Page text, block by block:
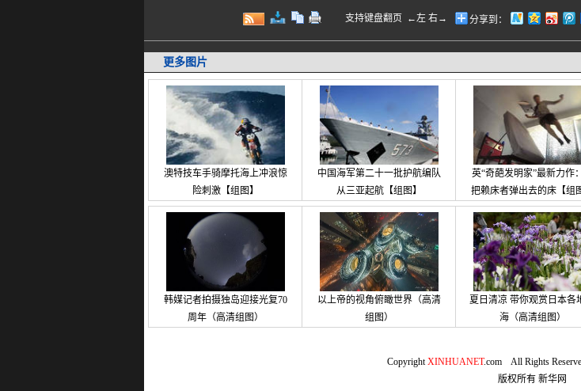
支持键盘翻页 ←左 右→ 分享到：
更多图片
澳特技车手骑摩托海上冲浪惊
险刺激【组图】
中国海军第二十一批护航编队
从三亚起航【组图】
英“奇葩发明家”最新力作
把赖床者弹出去的床【组
韩媒记者拍摄独岛迎接光复70
周年（高清组图）
以上帝的视角俯瞰世界（高清
组图）
夏日清凉 带你观赏日本各
海（高清组图）
CopyrightXINHUANET.com All Rights
版权所有新华网